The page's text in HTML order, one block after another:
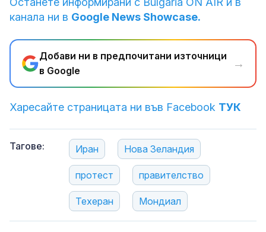
канала ни в Google News Showcase.
Добави ни в предпочитани източници
в Google
→
Харесайте страницата ни във Facebook ТУК
Тагове: Иран Нова Зеландия
протест правителство
Техеран Мондиал